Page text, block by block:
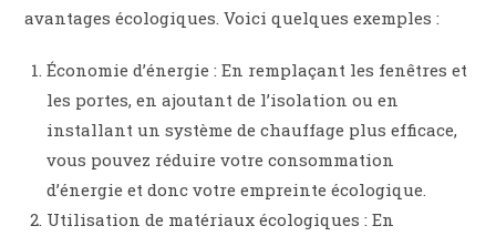
avantages écologiques. Voici quelques exemples :
Économie d’énergie : En remplaçant les fenêtres et
les portes, en ajoutant de l’isolation ou en
installant un système de chauffage plus efficace,
vous pouvez réduire votre consommation
d’énergie et donc votre empreinte écologique.
Utilisation de matériaux écologiques : En